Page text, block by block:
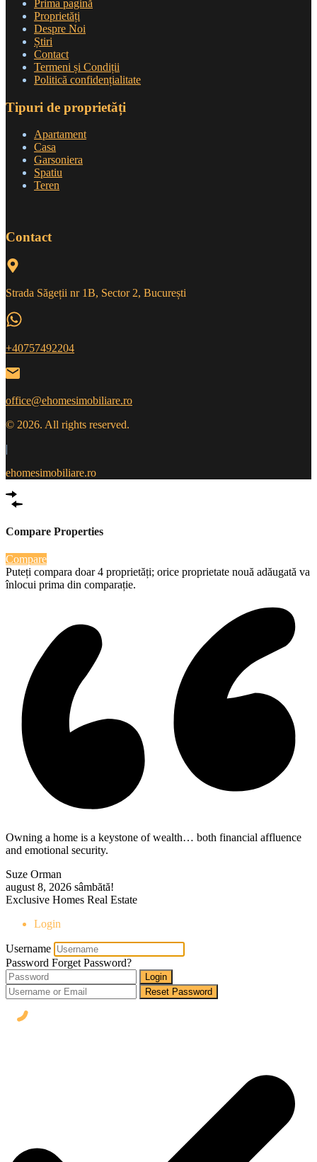
Prima pagină
Proprietăți
Despre Noi
Știri
Contact
Termeni și Condiții
Politică confidențialitate
Tipuri de proprietăți
Apartament
Casa
Garsoniera
Spatiu
Teren
Contact
Strada Săgeții nr 1B, Sector 2, București
+40757492204
office@ehomesimobiliare.ro
© 2026. All rights reserved.
|
ehomesimobiliare.ro
Compare Properties
Compare
Puteți compara doar 4 proprietăți; orice proprietate nouă adăugată va
înlocui prima din comparație.
Owning a home is a keystone of wealth… both financial affluence
and emotional security.
Suze Orman
august 8, 2026 sâmbătă!
Exclusive Homes Real Estate
Login
Username
Password Forget Password?
Login
Reset Password